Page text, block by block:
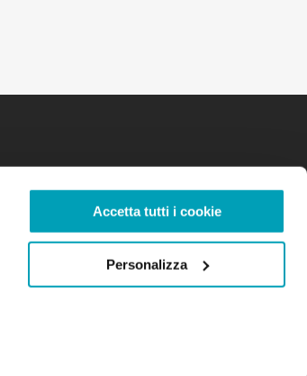
Accetta tutti i cookie
Personalizza